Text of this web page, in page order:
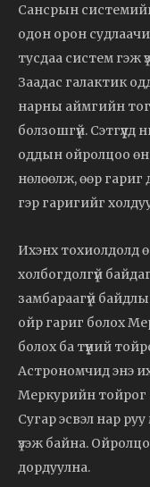
Сансрын
одон орон
тусдаа систем гэж
Заадас галактик
нарны аймгийн
болзошгүй.
оддын ойролцоо
нөлөөлж, өөр гариг
гэр гаригийг
Ихэнх тохиолдолд
холбогдолгүй
замбараагүй
ойр гариг болох
болох ба түүний
Астрономчид энэ
Меркурийн тойрог
Сугар эсвэл нар
үзэж байна.
дордуулна.